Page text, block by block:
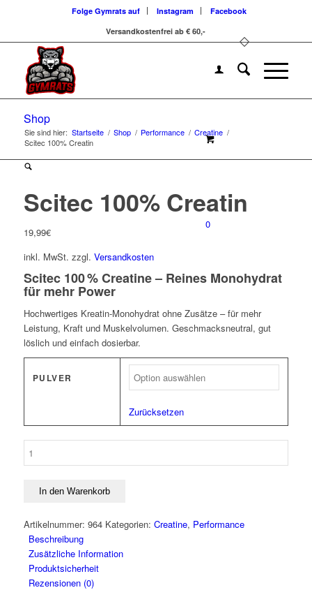
Folge Gymrats auf Instagram
Facebook
Versandkostenfrei ab € 60,-
0
Shop
Sie sind hier: Startseite / Shop / Performance / Creatine /
Scitec 100% Creatin
Scitec 100% Creatin
19,99€
inkl. MwSt. zzgl. Versandkosten
Scitec 100 % Creatine – Reines Monohydrat
für mehr Power
Hochwertiges Kreatin-Monohydrat ohne Zusätze – für mehr
Leistung, Kraft und Muskelvolumen. Geschmacksneutral, gut
löslich und einfach dosierbar.
PULVER
Zurücksetzen
MengeIn den Warenkorb
Artikelnummer: 964 Kategorien: Creatine, Performance
Beschreibung
Zusätzliche Information
Produktsicherheit
Rezensionen (0)